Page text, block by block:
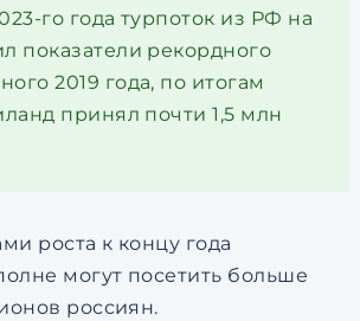
го года турпоток из РФ на
показатели рекордного
2019 года, по итогам
принял почти 1,5 млн
роста к концу года
могут посетить больше
россиян.